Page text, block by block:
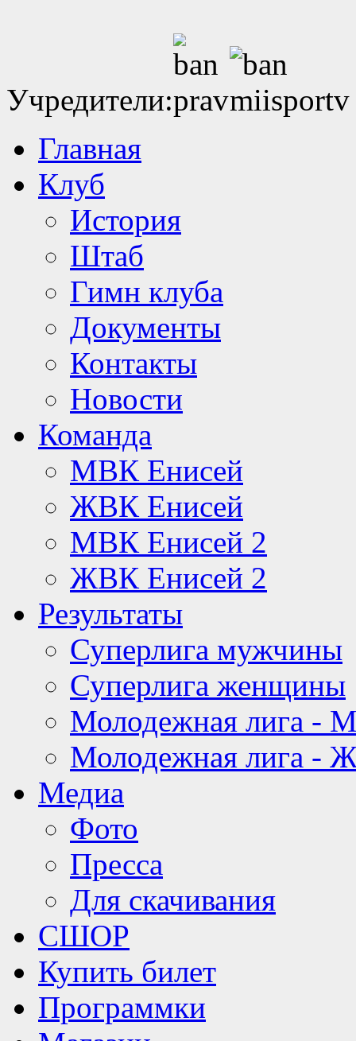
Учредители:
Главная
Клуб
История
Штаб
Гимн клуба
Документы
Контакты
Новости
Команда
МВК Енисей
ЖВК Енисей
МВК Енисей 2
ЖВК Енисей 2
Результаты
Суперлига мужчины
Суперлига женщины
Молодежная лига -
Молодежная лига -
Медиа
Фото
Пресса
Для скачивания
СШОР
Купить билет
Программки